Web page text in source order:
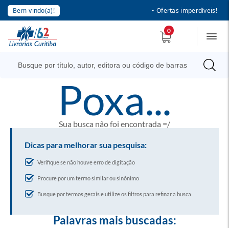
Bem-vindo(a)! • Ofertas imperdíveis!
0
poxa...
Sua busca não foi encontrada =/
Dicas para melhorar sua pesquisa:
Verifique se não houve erro de digitação
Procure por um termo similar ou sinônimo
Busque por termos gerais e utilize os filtros para refinar a busca
Palavras mais buscadas: